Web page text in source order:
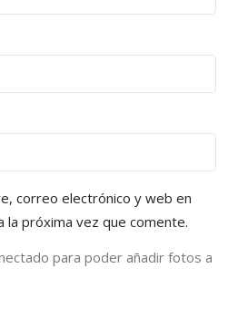
correo electrónico y web en
la próxima vez que comente.
para poder añadir fotos a